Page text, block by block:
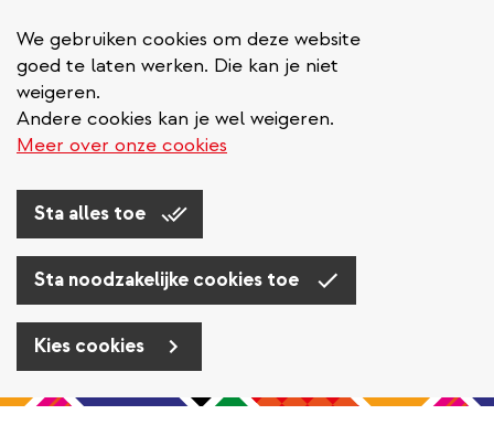
We gebruiken cookies om deze website
goed te laten werken. Die kan je niet
weigeren.
Andere cookies kan je wel weigeren.
Meer over onze cookies
Sta alles toe
Sta noodzakelijke cookies toe
Kies cookies
Overslaan